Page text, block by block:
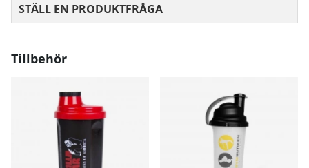
STÄLL EN PRODUKTFRÅGA
Tillbehör